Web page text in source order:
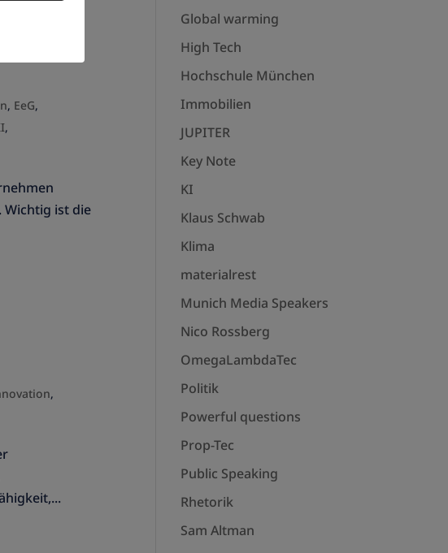
, EeG,
,
Wichtig ist die
,
Global warming
High Tech
Hochschule München
Immobilien
JUPITER
Key Note
KI
Klaus Schwab
Klima
materialrest
Munich Media Speakers
Nico Rossberg
OmegaLambdaTec
Politik
Powerful questions
Prop-Tec
Public Speaking
Rhetorik
Sam Altman